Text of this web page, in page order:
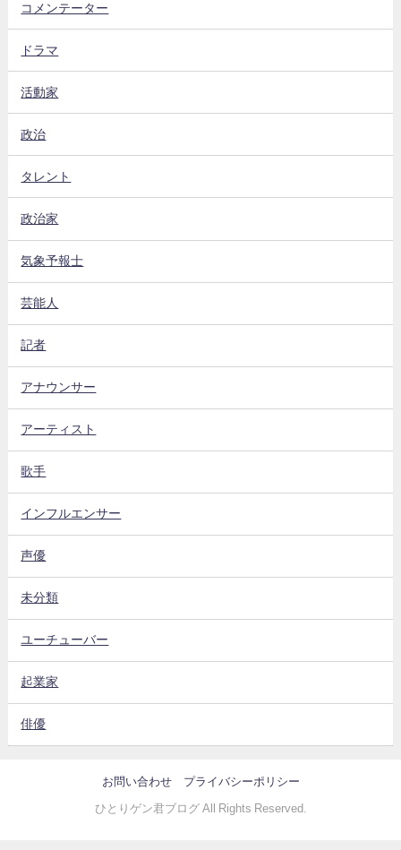
コメンテーター
ドラマ
活動家
政治
タレント
政治家
気象予報士
芸能人
記者
アナウンサー
アーティスト
歌手
インフルエンサー
声優
未分類
ユーチューバー
起業家
俳優
お問い合わせ プライバシーポリシー
ひとりゲン君ブログ All Rights Reserved.